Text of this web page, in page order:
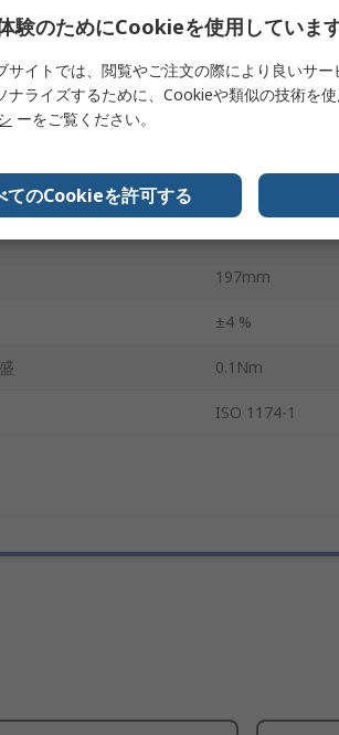
1 to 6 Nm
ズ 1/4 in
197mm
±4 %
0.1Nm
ISO 1174-1
験のためにCookieを使用していま
サイトでは、閲覧やご注文の際により良いサ
ナライズするために、Cookieや類似の技術を使
ーをご覧ください。
てのCookieを許可する